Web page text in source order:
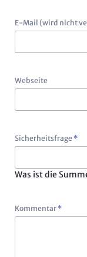
Pflichtfeld
E-Mail (wird nicht
Webseite
Pflichtfeld
Sicherheitsfrage *
Was ist die
Pflichtfeld
Kommentar *